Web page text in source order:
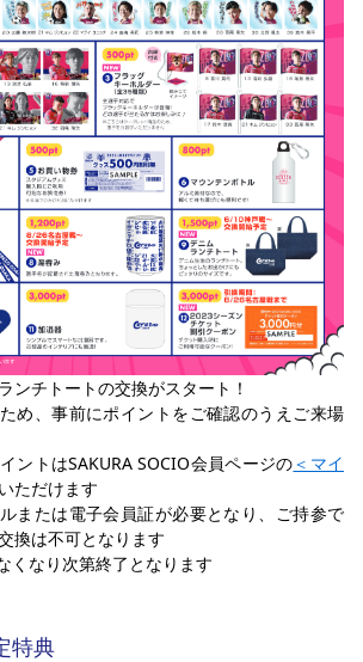
ンチトートの交換がスタート！
め、事前にポイントをご確認のうえご来場
ントはSAKURA SOCIO会員ページの＜マイ
ただけます
または電子会員証が必要となり、ご持参で
換は不可となります
くなり次第終了となります
特典